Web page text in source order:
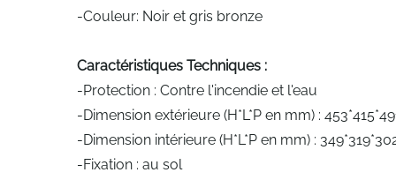
-Couleur: Noir et gris bronze
Caractéristiques Techniques :
-Protection : Contre l'incendie et l'eau
-Dimension extérieure (H*L*P en mm) :
-Dimension intérieure (H*L*P en mm) :
-Fixation : au sol